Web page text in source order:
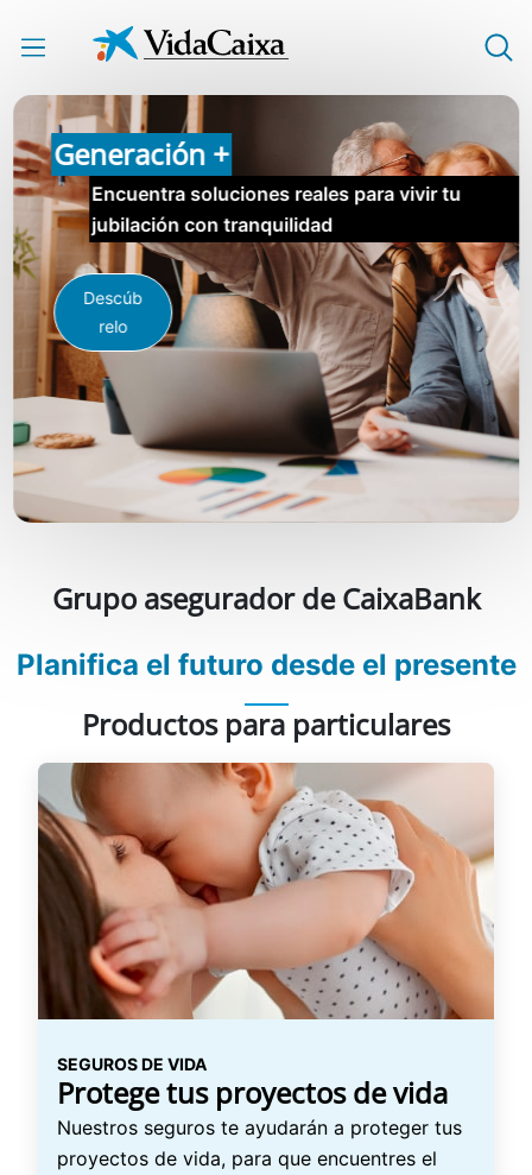
Saltar al contenido principal
Generación +
Encuentra soluciones reales para vivir tu
jubilación con tranquilidad
Descúb
relo
Grupo asegurador de CaixaBank
Planifica el futuro desde el presente
Productos para particulares
SEGUROS DE VIDA
Protege tus proyectos de vida
Nuestros seguros te ayudarán a proteger tus
proyectos de vida, para que encuentres el